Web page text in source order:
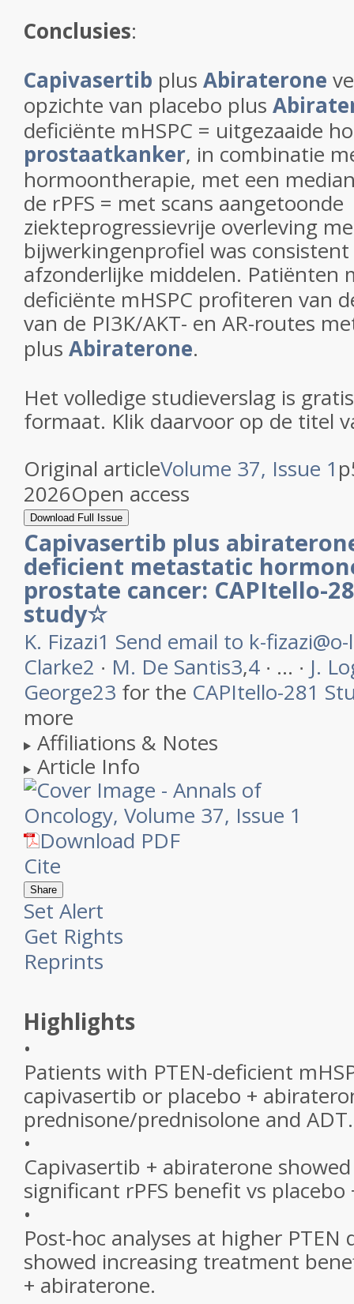
Conclusies:
Capivasertib plus Abiraterone
opzichte van placebo plus
deficiënte mHSPC = uitgezaaide
prostaatkanker, in combinatie
hormoontherapie, met een
de rPFS = met scans aangetoonde
ziekteprogressievrije overleving
bijwerkingenprofiel was
afzonderlijke middelen. Patiënten
deficiënte mHSPC profiteren van
van de PI3K/AKT- en AR-routes
plus Abiraterone.
Het volledige studieverslag is
formaat. Klik daarvoor op de titel
Original articleVolume 37, Issue 1
2026Open access
Download Full Issue
Capivasertib plus
deficient metastatic
prostate cancer: CAPItello-
study☆
K. Fizazi1 Send email to k-
Clarke2 ∙ M. De Santis3,4 ∙ … ∙ J.
George23 for the CAPItello-281
more
Affiliations & Notes
Article Info
Download PDF
Cite
Share
Set Alert
Get Rights
Reprints
Highlights
•
Patients with PTEN-deficient
capivasertib or placebo +
prednisone/prednisolone and ADT.
•
Capivasertib + abiraterone
significant rPFS benefit vs
•
Post-hoc analyses at higher PTEN
showed increasing treatment
+ abiraterone.